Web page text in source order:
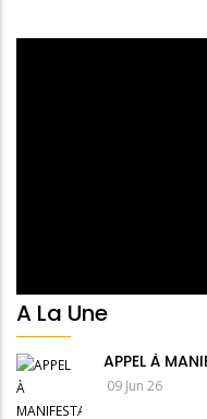
A La Une
APPEL À
09 Jun 26